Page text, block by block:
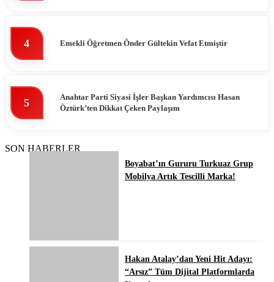
4 Emekli Öğretmen Ônder Gültekin Vefat Etmiştir
5
Anahtar Parti Siyasi İşler Başkan Yardımcısı Hasan
Öztürk’ten Dikkat Çeken Paylaşım
SON HABERLER
Boyabat’ın Gururu Turkuaz Grup
Mobilya Artık Tescilli Marka!
Hakan Atalay’dan Yeni Hit Adayı:
“Arsız” Tüm Dijital Platformlarda